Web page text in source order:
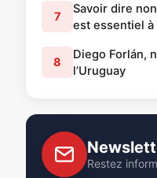
7
Savoir dire
est essentiel
8
Diego Forlán,
l’Uruguay
Restez